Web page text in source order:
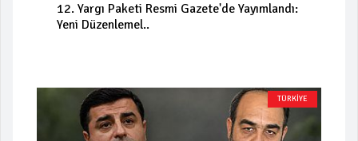
12. Yargı Paketi Resmi Gazete'de Yayımlandı:
Yeni Düzenlemel..
TÜRKİYE